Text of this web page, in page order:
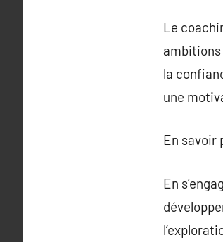
Le
ambitions
la
une
En savoir
En